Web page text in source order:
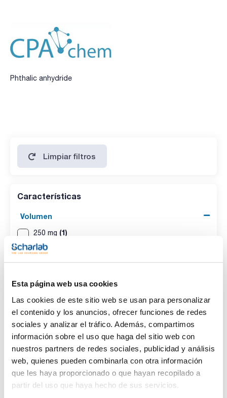
Esta página web usa cookies
Las cookies de este sitio web se usan para personalizar
el contenido y los anuncios, ofrecer funciones de redes
sociales y analizar el tráfico. Además, compartimos
información sobre el uso que haga del sitio web con
nuestros partners de redes sociales, publicidad y análisis
web, quienes pueden combinarla con otra información
que les haya proporcionado o que hayan recopilado a
partir del uso que haya hecho de sus servicios.
Phthalic anhydride
Limpiar filtros
Características
Volumen
250 mg (1)
CAS
250 mg [85-44-9]
Referencia
SB17081250
Envase
x250mg
Precio
Comprar
Disponibilidad